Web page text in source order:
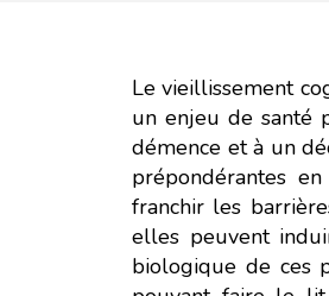
Le vieillissement
un enjeu de santé
démence et à un
prépondérantes
franchir les
elles peuvent
biologique de ces